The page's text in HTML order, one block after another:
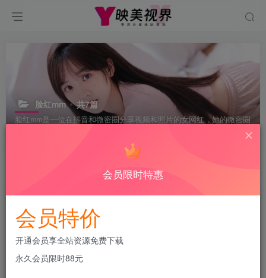
脸红mm 共7篇
脸红mm是一位在抖音和微密圈分享视频和照片的女网红，她的微密圈
资源是每周更新的，内容涵盖生活日常、美妆教程、美食分享等，深
点赞 评论
会员限时特惠
会员特价
开通会员享全站资源免费下载
永久会员限时88元